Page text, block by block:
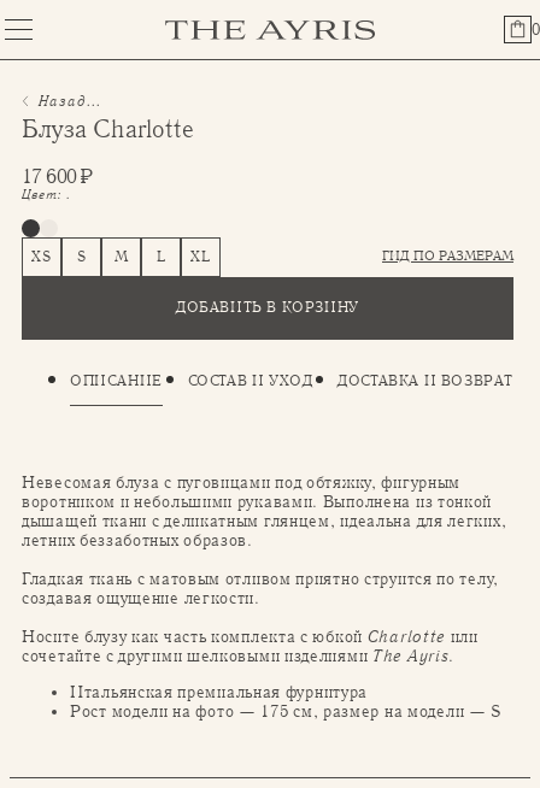
0
Назад...
Блуза Charlotte
17 600₽
Цвет:.
S
XS M L XL ГИД ПО РАЗМЕРАМ
ДОБАВИТЬ В КОРЗИНУ
ОПИСАНИЕ СОСТАВ И УХОД ДОСТАВКА И ВОЗВРАТ
Невесомая блуза с пуговицами под обтяжку, фигурным
воротником и небольшими рукавами. Выполнена из тонкой
дышащей ткани с деликатным глянцем, идеальна для легких,
летних беззаботных образов.
Гладкая ткань с матовым отливом приятно струится по телу,
создавая ощущение легкости.
Носите блузу как часть комплекта с юбкой Charlotte или
сочетайте с другими шелковыми изделиями The Ayris.
Итальянская премиальная фурнитура
Рост модели на фото — 175 см, размер на модели — S